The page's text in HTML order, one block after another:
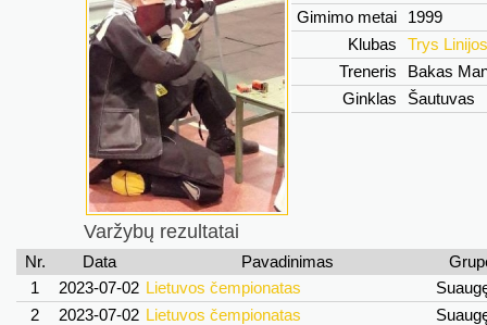
Gimimo metai
1999
Klubas
Trys Linijos
Treneris
Bakas
Ginklas
Šautuvas
Varžybų rezultatai
Nr. Data Pavadinimas
1
2023-07-02 Lietuvos čempionatas
2
2023-07-02 Lietuvos čempionatas